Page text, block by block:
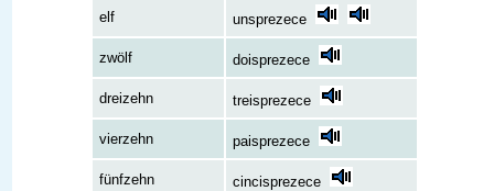
elf unsprezece
zwölf doisprezece
dreizehn treisprezece
vierzehn paisprezece
fünfzehn cincisprezece